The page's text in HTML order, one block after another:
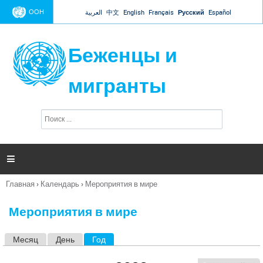
Jump to navigation
ООН العربية 中文 English Français Русский Español
Беженцы и
мигранты
п
и

Вы
Главная › Календарь › Мероприятия в мире
Мероприятия в мире
Месяц День Год